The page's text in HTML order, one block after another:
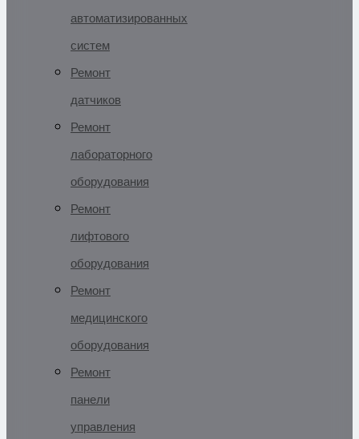
автоматизированных
систем
Ремонт
датчиков
Ремонт
лабораторного
оборудования
Ремонт
лифтового
оборудования
Ремонт
медицинского
оборудования
Ремонт
панели
управления